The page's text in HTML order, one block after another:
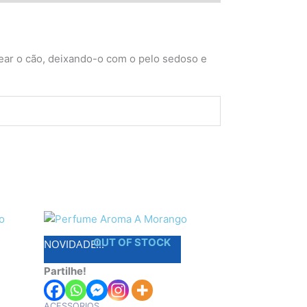
o cão, deixando-o com o pelo sedoso e
NOVIDADE!!!OUT OF STOCK
Partilhe!